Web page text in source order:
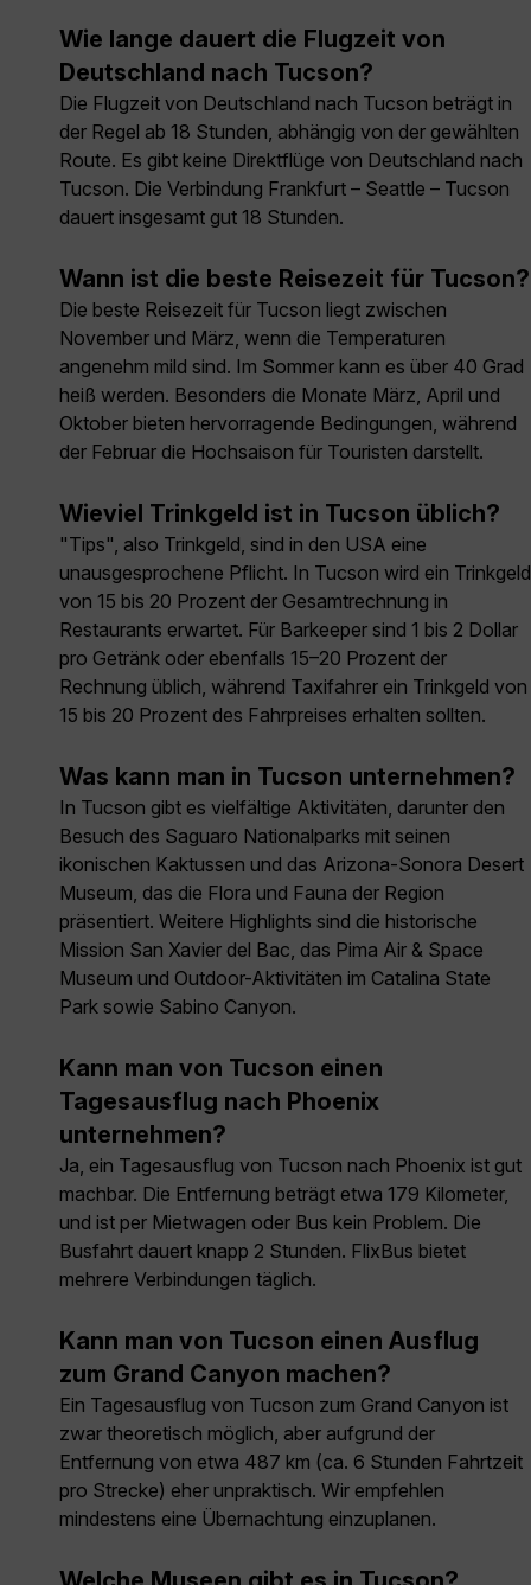
Wie lange dauert die Flugzeit von
Deutschland nach Tucson?
Die Flugzeit von Deutschland nach Tucson beträgt in
der Regel ab 18 Stunden, abhängig von der gewählten
Route. Es gibt keine Direktflüge von Deutschland nach
Tucson. Die Verbindung Frankfurt – Seattle – Tucson
dauert insgesamt gut 18 Stunden.
Wann ist die beste Reisezeit für Tucson?
Die beste Reisezeit für Tucson liegt zwischen
November und März, wenn die Temperaturen
angenehm mild sind. Im Sommer kann es über 40 Grad
heiß werden. Besonders die Monate März, April und
Oktober bieten hervorragende Bedingungen, während
der Februar die Hochsaison für Touristen darstellt.
Wieviel Trinkgeld ist in Tucson üblich?
"Tips", also Trinkgeld, sind in den USA eine
unausgesprochene Pflicht. In Tucson wird ein Trinkgeld
von 15 bis 20 Prozent der Gesamtrechnung in
Restaurants erwartet. Für Barkeeper sind 1 bis 2 Dollar
pro Getränk oder ebenfalls 15–20 Prozent der
Rechnung üblich, während Taxifahrer ein Trinkgeld von
15 bis 20 Prozent des Fahrpreises erhalten sollten.
Was kann man in Tucson unternehmen?
In Tucson gibt es vielfältige Aktivitäten, darunter den
Besuch des Saguaro Nationalparks mit seinen
ikonischen Kaktussen und das Arizona-Sonora Desert
Museum, das die Flora und Fauna der Region
präsentiert. Weitere Highlights sind die historische
Mission San Xavier del Bac, das Pima Air & Space
Museum und Outdoor-Aktivitäten im Catalina State
Park sowie Sabino Canyon.
Kann man von Tucson einen
Tagesausflug nach Phoenix
unternehmen?
Ja, ein Tagesausflug von Tucson nach Phoenix ist gut
machbar. Die Entfernung beträgt etwa 179 Kilometer,
und ist per Mietwagen oder Bus kein Problem. Die
Busfahrt dauert knapp 2 Stunden. FlixBus bietet
mehrere Verbindungen täglich.
Kann man von Tucson einen Ausflug
zum Grand Canyon machen?
Ein Tagesausflug von Tucson zum Grand Canyon ist
zwar theoretisch möglich, aber aufgrund der
Entfernung von etwa 487 km (ca. 6 Stunden Fahrtzeit
pro Strecke) eher unpraktisch. Wir empfehlen
mindestens eine Übernachtung einzuplanen.